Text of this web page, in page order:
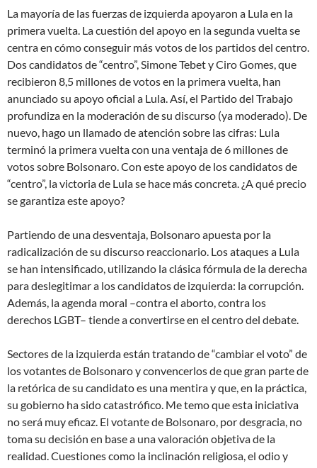
La mayoría de las fuerzas de izquierda apoyaron a Lula en la
primera vuelta. La cuestión del apoyo en la segunda vuelta se
centra en cómo conseguir más votos de los partidos del centro.
Dos candidatos de “centro”, Simone Tebet y Ciro Gomes, que
recibieron 8,5 millones de votos en la primera vuelta, han
anunciado su apoyo oficial a Lula. Así, el Partido del Trabajo
profundiza en la moderación de su discurso (ya moderado). De
nuevo, hago un llamado de atención sobre las cifras: Lula
terminó la primera vuelta con una ventaja de 6 millones de
votos sobre Bolsonaro. Con este apoyo de los candidatos de
“centro”, la victoria de Lula se hace más concreta. ¿A qué precio
se garantiza este apoyo?
Partiendo de una desventaja, Bolsonaro apuesta por la
radicalización de su discurso reaccionario. Los ataques a Lula
se han intensificado, utilizando la clásica fórmula de la derecha
para deslegitimar a los candidatos de izquierda: la corrupción.
Además, la agenda moral –contra el aborto, contra los
derechos LGBT– tiende a convertirse en el centro del debate.
Sectores de la izquierda están tratando de “cambiar el voto” de
los votantes de Bolsonaro y convencerlos de que gran parte de
la retórica de su candidato es una mentira y que, en la práctica,
su gobierno ha sido catastrófico. Me temo que esta iniciativa
no será muy eficaz. El votante de Bolsonaro, por desgracia, no
toma su decisión en base a una valoración objetiva de la
realidad. Cuestiones como la inclinación religiosa, el odio y